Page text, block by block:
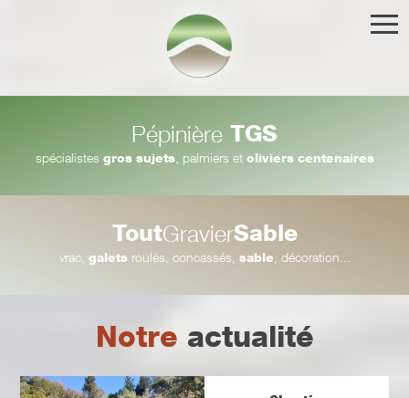
Pépinière TGS
spécialistes gros sujets, palmiers et oliviers centenaires
ToutGravierSable
vrac, galetsroulés, concassés, sable , décoration...
Notre actualité